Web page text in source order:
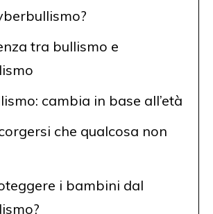
tra bullismo e
cambia in base all’età
che qualcosa non
i bambini dal